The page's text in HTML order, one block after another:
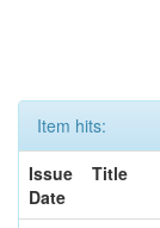
Item hits:
Issue
Date
Title